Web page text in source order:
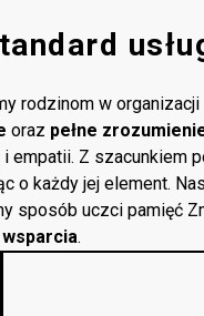
rodzinom w organizacji
oraz pełne
empatii. Z szacunkiem
o każdy jej element.
sposób uczci pamięć
.